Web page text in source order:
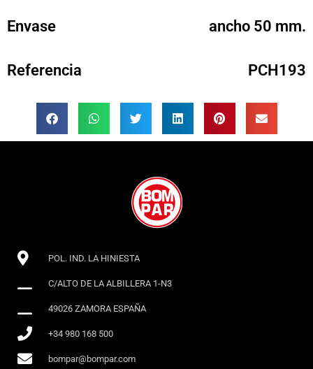
Envase ancho 50 mm.
Referencia PCH193
POL. IND. LA HINIESTA
C/ALTO DE LA ALBILLERA 1-N3
49026 ZAMORA ESPAÑA
+34 980 168 500
bompar@bompar.com